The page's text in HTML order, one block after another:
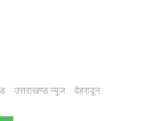
उत्तराखण्ड न्यूज देहरादून